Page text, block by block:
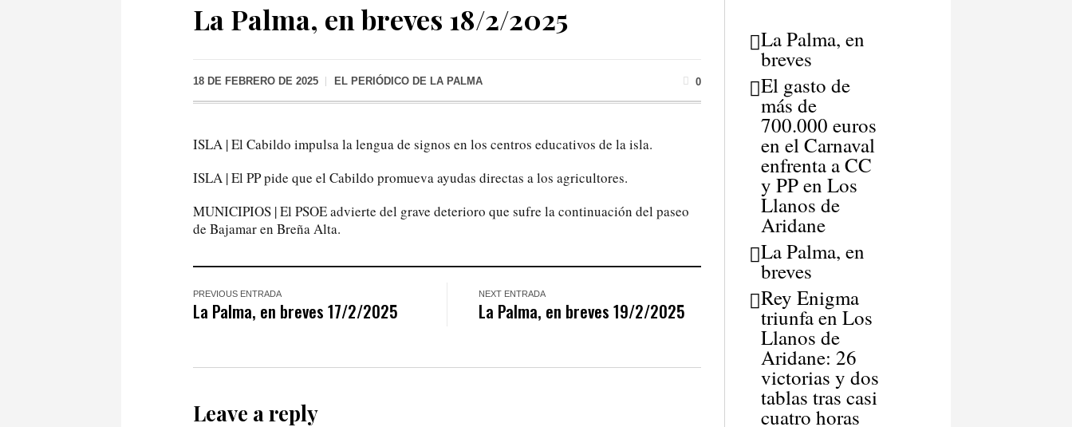
La Palma, en breves 18/2/2025
18 DE FEBRERO DE 2025 EL PERIÓDICO DE LA PALMA 0
ISLA | El Cabildo impulsa la lengua de signos en los centros educativos de la isla.
ISLA | El PP pide que el Cabildo promueva ayudas directas a los agricultores.
MUNICIPIOS | El PSOE advierte del grave deterioro que sufre la continuación del paseo
de Bajamar en Breña Alta.
PREVIOUS ENTRADA
La Palma, en breves 17/2/2025
NEXT ENTRADA
La Palma, en breves 19/2/2025
Leave a reply
La Palma, en
breves
El gasto de
más de
700.000 euros
en el Carnaval
enfrenta a CC
y PP en Los
Llanos de
Aridane
La Palma, en
breves
Rey Enigma
triunfa en Los
Llanos de
Aridane: 26
victorias y dos
tablas tras casi
cuatro horas